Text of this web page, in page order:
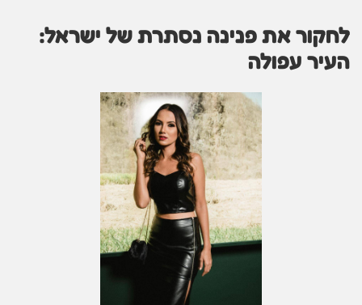
לחקור את פנינה נסתרת של ישראל:
העיר עפולה